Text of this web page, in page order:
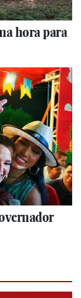
hora para